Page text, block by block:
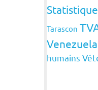
Tarascon
Venezuela
humains